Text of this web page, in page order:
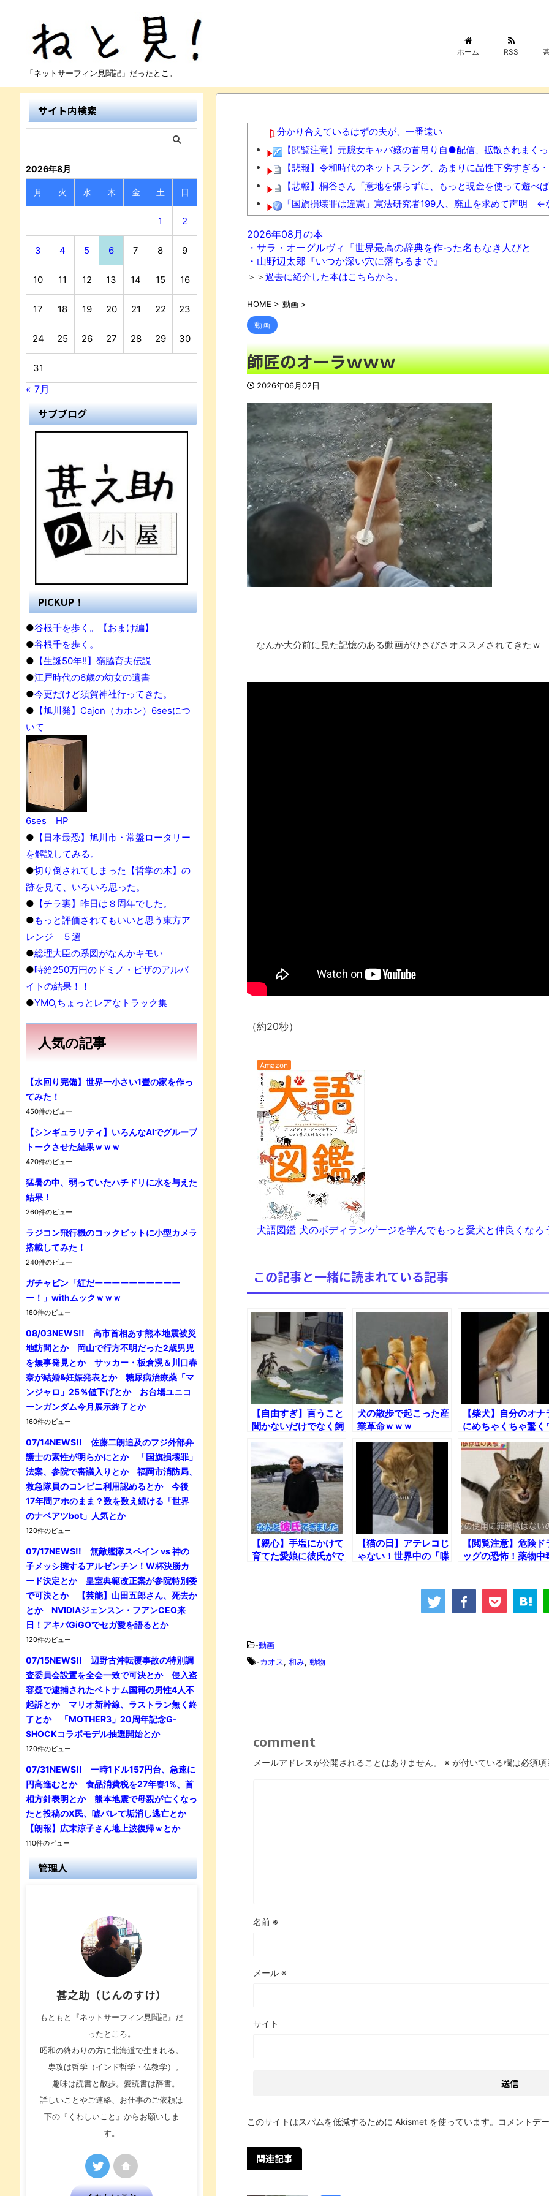
「ネットサーフィン見聞記」だったとこ。
ホーム RSS
分かり合えているはずの夫が、一番遠い
【閲覧注意】元臆女キャバ嬢の首吊り自●配信、拡散されまく
【悲報】令和時代のネットスラング、あまりに品性下劣すぎる
【悲報】桐谷さん「意地を張らずに、もっと現金を使って遊べ
「国旗損壊罪は違憲」憲法研究者199人、廃止を求めて声明
【動画】名古屋栄で不良外人が警察官を突き飛ばす。逮捕しろ
【正論】有吉「『俺テレビ見ない』って言う奴おかしいだろ。
橋本環奈さん、撮影中にとんでもない事件に出くわす…警察も
NEW!
健康診断の結果が悪すぎてワロタァ！NEW!
ゲオのレトロゲーム販売がみせた劇的な復活劇 他NEW!
特定外来カミキリムシに1匹300円の賞金をかけた高崎市、初日
50歳になりましたNEW!
08/06NEWS!! 「トリプル台風」発生！新たな台風は日本に近
ゃん」さん、配信中に自殺かとか 元ジャンポケ・斉藤慎二被告
憶』発売にファン感涙とか
YouTubeの広告に流れてきた“冷凍庫の霜取りスプレー”が詐欺
【06日の新刊】「妹は知っている 8」「ヤニねこ 13」「平
凡庸な悪
ロープと滑車と犬マスクでエクストリーム変身。
お前らの身体の悩み教えてくれ
『FF15』が発売10周年！ノクティスフィギュアなどが当たる記
みんななんだかんだ言ってお金持ってんじゃん
映画ちいかわ観に行ったので感想を書きます(若干ネタバレあり
オーストラリアの男性飛行家 太平洋横断飛行
【中国】パトカーの前で好演技www当たり屋やお煽り運転など
「ム、ムリです・・・」メガネ美人ナースに入院中のオレのオ
ブログお引越しのお知らせ
まるで親子のような子猫とシェパード
【極画像】名古屋の地下鉄wwwwwwwwwwww
全方位青い芝包囲網すぎて色々見失う、新しい仕事観
見ていると！悲しくなってしまう猫の画像の数々！！
Powered by livedoor 相互RSS
2026年08月の本
・サラ・オーグルヴィ『世界最高の辞典を作った名もなき人びと
・山野辺太郎『いつか深い穴に落ちるまで』
＞＞ 過去に紹介した本はこちらから。
HOME > 動画 >
動画
師匠のオーラｗｗｗ
2026年06月02日
なんか大分前に見た記憶のある動画がひさびさオススメされてきた
（約20秒）
Amazon
犬語図鑑 犬のボディランゲージを学んでもっと愛犬と仲良くなろ
この記事と一緒に読まれている記事
【自由すぎ】言うこと
聞かないだけでなく飼
育員さんを突き落とす
ペンギンたちｗ
犬の散歩で起こった産
業革命ｗｗｗ
【柴犬】自分のオナ
にめちゃくちゃ驚く
ンコｗｗｗ
【親心】手塩にかけて
育てた愛娘に彼氏がで
【猫の日】アテレコじ
ゃない！世界中の「喋
【閲覧注意】危険ド
ッグの恐怖！薬物中
-動画
-カオス, 和み, 動物
comment
メールアドレスが公開されることはありません。 ※ が付いている欄は必須項
名前 ※
メール ※
サイト
このサイトはスパムを低減するために Akismet を使っています。 コメントデ
関連記事
サイト内検索
2026年8月
月 火 水 木 金 土 日
1 2
3 4 5 6 7 8 9
10 11 12 13 14 15 16
17 18 19 20 21 22 23
24 25 26 27 28 29 30
31
« 7月
サブブログ
PICKUP！
●谷根千を歩く。【おまけ編】
●谷根千を歩く。
● 【生誕50年!!】嶺脇育夫伝説
●江戸時代の6歳の幼女の遺書
●今更だけど須賀神社行ってきた。
● 【旭川発】Cajon（カホン）6sesにつ
いて
6ses HP
● 【日本最恐】旭川市・常盤ロータリー
を解説してみる。
●切り倒されてしまった【哲学の木】の
跡を見て、いろいろ思った。
● 【チラ裏】昨日は８周年でした。
●もっと評価されてもいいと思う東方ア
レンジ ５選
●総理大臣の系図がなんかキモい
●時給250万円のドミノ・ピザのアルバ
イトの結果！！
●YMO,ちょっとレアなトラック集
人気の記事
【水回り完備】世界一小さい1畳の家を作っ
てみた！
450件のビュー
【シンギュラリティ】いろんなAIでグループ
トークさせた結果ｗｗｗ
420件のビュー
猛暑の中、弱っていたハチドリに水を与えた
結果！
260件のビュー
ラジコン飛行機のコックピットに小型カメラ
搭載してみた！
240件のビュー
ガチャピン「紅だーーーーーーーーーー
ー！」withムックｗｗｗ
180件のビュー
08/03NEWS!! 高市首相あす熊本地震被災
地訪問とか 岡山で行方不明だった2歳男児
を無事発見とか サッカー・板倉滉＆川口春
奈が結婚&妊娠発表とか 糖尿病治療薬「マ
ンジャロ」25％値下げとか お台場ユニコ
ーンガンダム今月展示終了とか
160件のビュー
07/14NEWS!! 佐藤二朗追及のフジ外部弁
護士の素性が明らかにとか 「国旗損壊罪」
法案、参院で審議入りとか 福岡市消防局、
救急隊員のコンビニ利用認めるとか 今後
17年間アホのまま？数を数え続ける「世界
のナベアツbot」人気とか
120件のビュー
07/17NEWS!! 無敵艦隊スペイン vs 神の
子メッシ擁するアルゼンチン！W杯決勝カ
ード決定とか 皇室典範改正案が参院特別委
で可決とか 【芸能】山田五郎さん、死去か
とか NVIDIAジェンスン・フアンCEO来
日！アキバGiGOでセガ愛を語るとか
120件のビュー
07/15NEWS!! 辺野古沖転覆事故の特別調
査委員会設置を全会一致で可決とか 侵入盗
容疑で逮捕されたベトナム国籍の男性4人不
起訴とか マリオ新幹線、ラストラン無く終
了とか 「MOTHER3」20周年記念G-
SHOCKコラボモデル抽選開始とか
120件のビュー
07/31NEWS!! 一時1ドル157円台、急速に
円高進むとか 食品消費税を27年春1%、首
相方針表明とか 熊本地震で母親が亡くなっ
たと投稿のX民、嘘バレて垢消し逃亡とか
【朗報】広末涼子さん地上波復帰ｗとか
110件のビュー
管理人
甚之助（じんのすけ）
もともと『ネットサーフィン見聞記』だ
ったところ。
昭和の終わりの方に北海道で生まれる。
専攻は哲学（インド哲学・仏教学）。
趣味は読書と散歩。愛読書は辞書。
詳しいことやご連絡、お仕事のご依頼は
下の『くわしいこと』からお願いしま
す。